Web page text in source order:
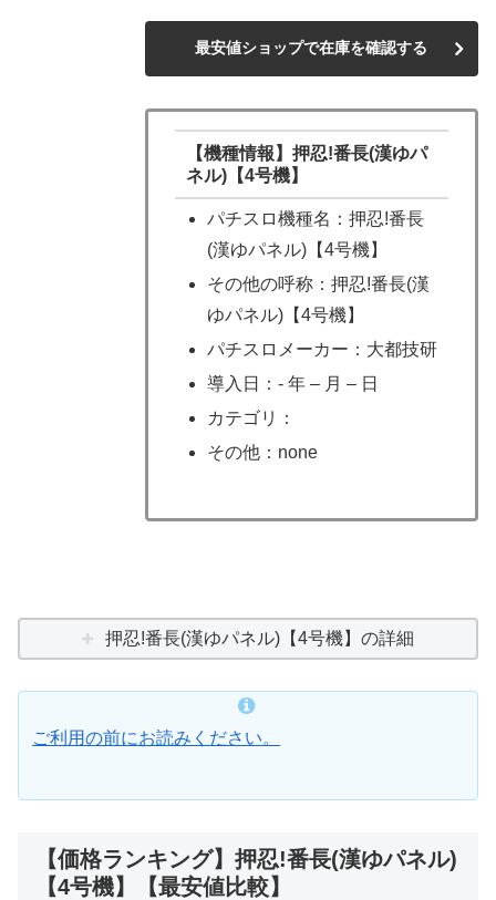
最安値ショップで在庫を確認する
【機種情報】押忍!番長(漢ゆパ
ネル)【4号機】
パチスロ機種名：押忍!番長
(漢ゆパネル)【4号機】
その他の呼称：押忍!番長(漢
ゆパネル)【4号機】
パチスロメーカー：大都技研
導入日：- 年 – 月 – 日
カテゴリ：
その他：none
押忍!番長(漢ゆパネル)【4号機】の詳細
ご利用の前にお読みください。
【価格ランキング】押忍!番長(漢ゆパネル)
【4号機】【最安値比較】